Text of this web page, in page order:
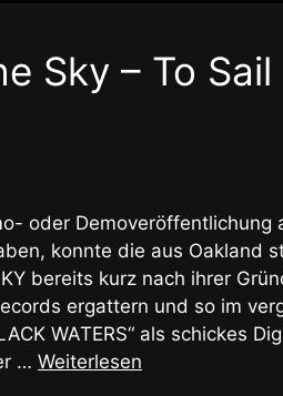
Sky – To
oder Demoveröffentlichung
konnte die aus Oakland
bereits kurz nach ihrer
ergattern und so im
WATERS“ als schickes
… Weiterlesen